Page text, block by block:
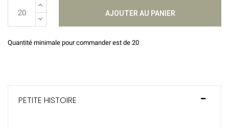
AJOUTER AU PANIER
Quantité minimale pour commander est de 20
PETITE HISTOIRE